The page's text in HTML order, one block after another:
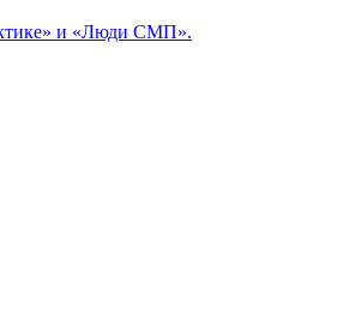
и «Люди СМП».